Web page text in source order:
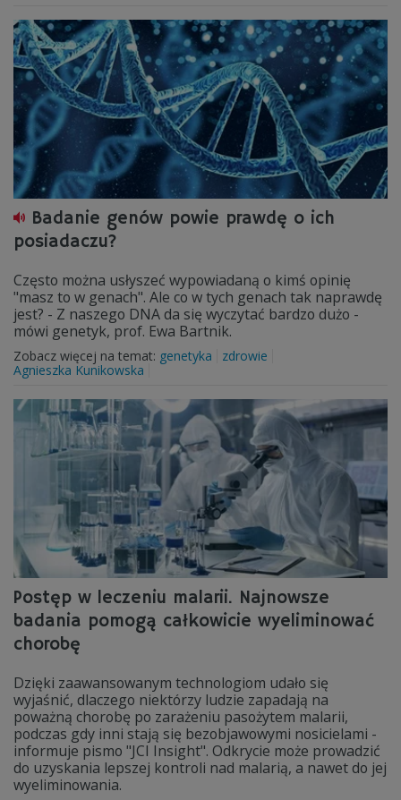
Badanie genów powie prawdę o ich
posiadaczu?
Często można usłyszeć wypowiadaną o kimś opinię
"masz to w genach". Ale co w tych genach tak naprawdę
jest? - Z naszego DNA da się wyczytać bardzo dużo -
mówi genetyk, prof. Ewa Bartnik.
Zobacz więcej na temat: genetyka
zdrowie
Agnieszka Kunikowska
Postęp w leczeniu malarii. Najnowsze
badania pomogą całkowicie wyeliminować
chorobę
Dzięki zaawansowanym technologiom udało się
wyjaśnić, dlaczego niektórzy ludzie zapadają na
poważną chorobę po zarażeniu pasożytem malarii,
podczas gdy inni stają się bezobjawowymi nosicielami -
informuje pismo "JCI Insight". Odkrycie może prowadzić
do uzyskania lepszej kontroli nad malarią, a nawet do jej
wyeliminowania.